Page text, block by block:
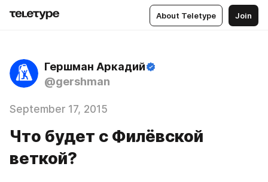
About Teletype Join
Гершман Аркадий
@gershman
September 17, 2015
Что будет с Филёвской
веткой?